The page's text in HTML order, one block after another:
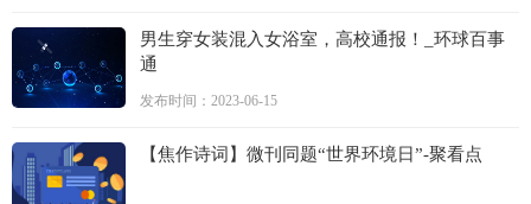
男生穿女装混入女浴室，高校通报！_环球百事
通
发布时间：2023-06-15
【焦作诗词】微刊同题“世界环境日”-聚看点